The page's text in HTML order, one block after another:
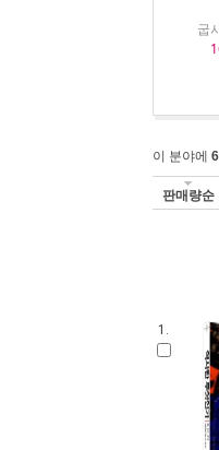
굽
이 분야에
판매량순
1.